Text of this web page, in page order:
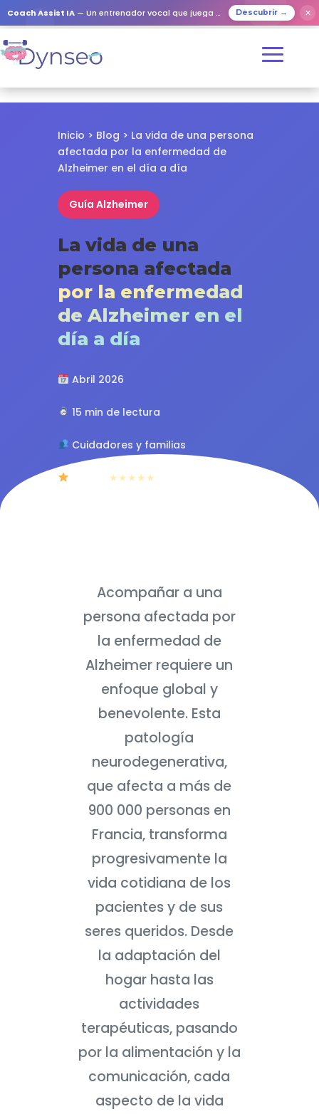
Coach Assist IA — Un entrenador vocal que juega con tus seres queridos Descubrir → ✕
Inicio > Blog > La vida de una persona
afectada por la enfermedad de
Alzheimer en el día a día
Guía Alzheimer
La vida de una
persona afectada
por la enfermedad
de Alzheimer en el
día a día
Abril 2026
15 min de lectura
Cuidadores y familias
★★★★★
Acompañar a una
persona afectada por
la enfermedad de
Alzheimer requiere un
enfoque global y
benevolente. Esta
patología
neurodegenerativa,
que afecta a más de
900 000 personas en
Francia, transforma
progresivamente la
vida cotidiana de los
pacientes y de sus
seres queridos. Desde
la adaptación del
hogar hasta las
actividades
terapéuticas, pasando
por la alimentación y la
comunicación, cada
aspecto de la vida